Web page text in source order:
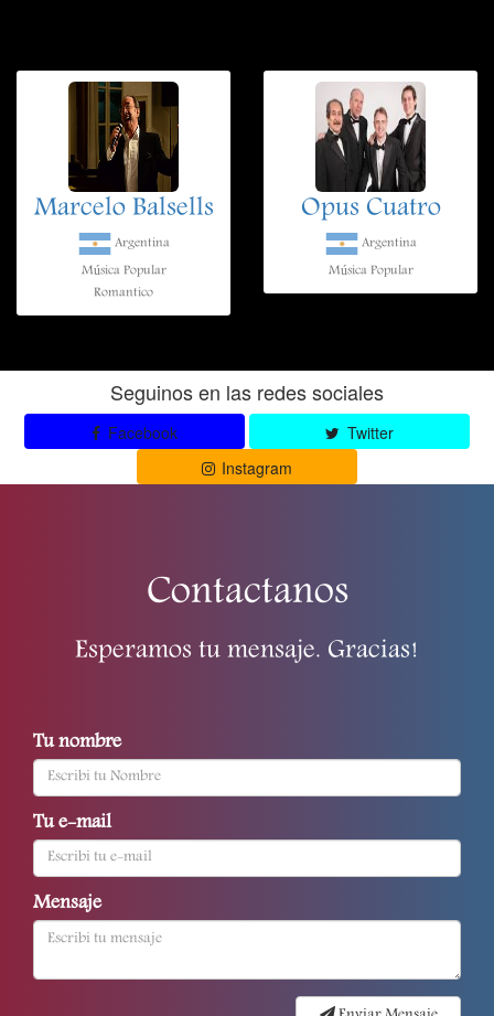
Marcelo Balsells
Argentina
Música Popular
Romantico
Opus Cuatro
Argentina
Música Popular
Seguinos en las redes sociales
Facebook
Twitter
Instagram
Contactanos
Esperamos tu mensaje. Gracias!
Tu nombre
Tu e-mail
Mensaje